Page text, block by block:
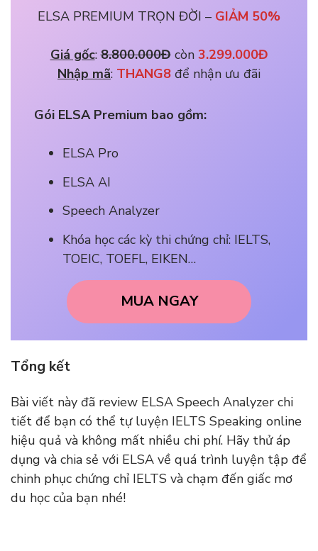
ELSA PREMIUM TRỌN ĐỜI – GIẢM 50%
Giá gốc: 8.800.000Đ còn 3.299.000Đ
Nhập mã: THANG8 để nhận ưu đãi
Gói ELSA Premium bao gồm:
ELSA Pro
ELSA AI
Speech Analyzer
Khóa học các kỳ thi chứng chỉ: IELTS,
TOEIC, TOEFL, EIKEN…
MUA NGAY
Tổng kết
Bài viết này đã review ELSA Speech Analyzer chi
tiết để bạn có thể tự luyện IELTS Speaking online
hiệu quả và không mất nhiều chi phí. Hãy thử áp
dụng và chia sẻ với ELSA về quá trình luyện tập để
chinh phục chứng chỉ IELTS và chạm đến giấc mơ
du học của bạn nhé!